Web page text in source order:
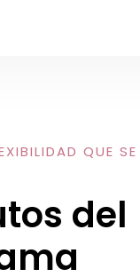
Networking
Leadership